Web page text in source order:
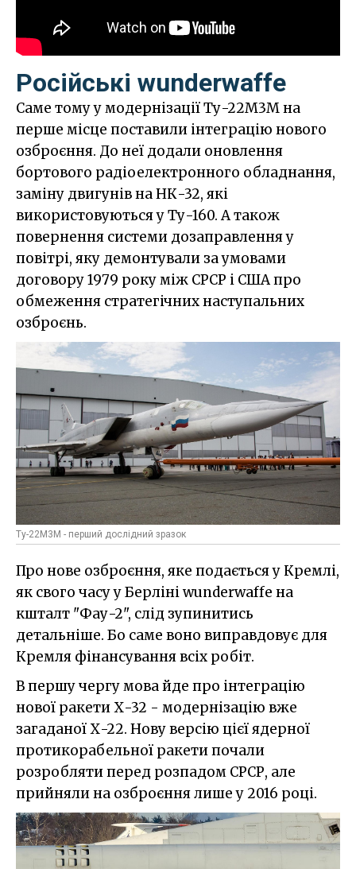
Російські wunderwaffe
Саме тому у модернізації Ту-22М3М на
перше місце поставили інтеграцію нового
озброєння. До неї додали оновлення
бортового радіоелектронного обладнання,
заміну двигунів на НК-32, які
використовуються у Ту-160. А також
повернення системи дозаправлення у
повітрі, яку демонтували за умовами
договору 1979 року між СРСР і США про
обмеження стратегічних наступальних
озброєнь.
Ту-22М3М - перший дослідний зразок
Про нове озброєння, яке подається у Кремлі,
як свого часу у Берліні wunderwaffe на
кшталт "Фау-2", слід зупинитись
детальніше. Бо саме воно виправдовує для
Кремля фінансування всіх робіт.
В першу чергу мова йде про інтеграцію
нової ракети Х-32 - модернізацію вже
загаданої Х-22. Нову версію цієї ядерної
протикорабельної ракети почали
розробляти перед розпадом СРСР, але
прийняли на озброєння лише у 2016 році.